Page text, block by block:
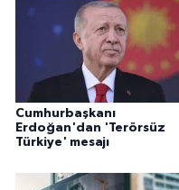
Cumhurbaşkanı
Erdoğan'dan 'Terörsüz
Türkiye' mesajı